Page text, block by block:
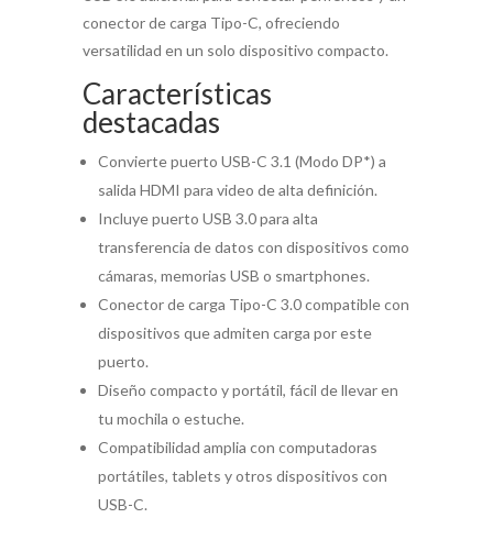
conector de carga Tipo-C, ofreciendo
versatilidad en un solo dispositivo compacto.
Características
destacadas
Convierte puerto USB-C 3.1 (Modo DP*) a
salida HDMI para video de alta definición.
Incluye puerto USB 3.0 para alta
transferencia de datos con dispositivos como
cámaras, memorias USB o smartphones.
Conector de carga Tipo-C 3.0 compatible con
dispositivos que admiten carga por este
puerto.
Diseño compacto y portátil, fácil de llevar en
tu mochila o estuche.
Compatibilidad amplia con computadoras
portátiles, tablets y otros dispositivos con
USB-C.